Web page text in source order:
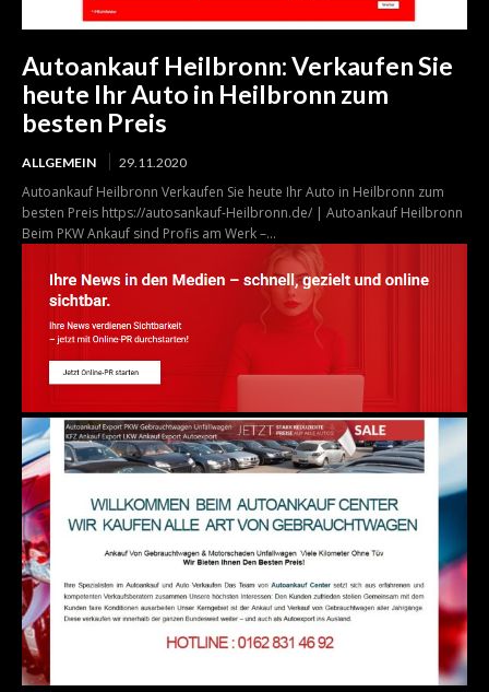
Autoankauf Heilbronn: Verkaufen Sie
heute Ihr Auto in Heilbronn zum
besten Preis
ALLGEMEIN 29.11.2020
Autoankauf Heilbronn Verkaufen Sie heute Ihr Auto in Heilbronn zum
besten Preis https://autosankauf-Heilbronn.de/ | Autoankauf Heilbronn
Beim PKW Ankauf sind Profis am Werk –...